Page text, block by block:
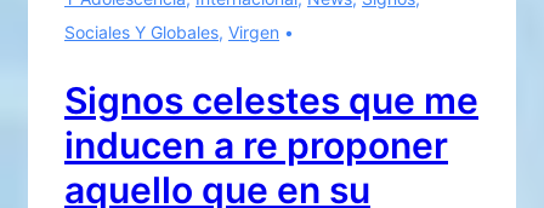
QUE
SUPERA
ESPERANZA
Sociales Y Globales, Virgen
Signos celestes que me
inducen a re proponer
aquello que en su